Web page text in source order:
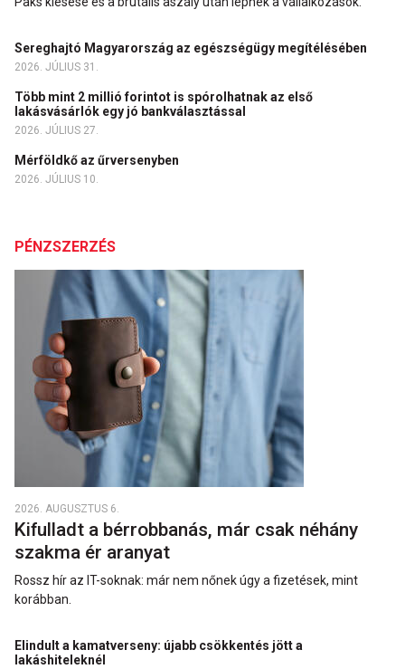
Sereghajtó Magyarország az egészségügy megítélésében
2026. JÚLIUS 31.
Több mint 2 millió forintot is spórolhatnak az első
lakásvásárlók egy jó bankválasztással
2026. JÚLIUS 27.
Mérföldkő az űrversenyben
2026. JÚLIUS 10.
PÉNZSZERZÉS
2026. AUGUSZTUS 6.
Kifulladt a bérrobbanás, már csak néhány
szakma ér aranyat
Rossz hír az IT-soknak: már nem nőnek úgy a fizetések, mint
korábban.
Elindult a kamatverseny: újabb csökkentés jött a
lakáshiteleknél